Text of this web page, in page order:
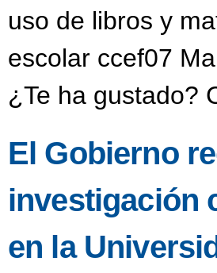
uso de libros y
escolar ccef07
¿Te ha gustado?
El Gobierno
investigación
en la